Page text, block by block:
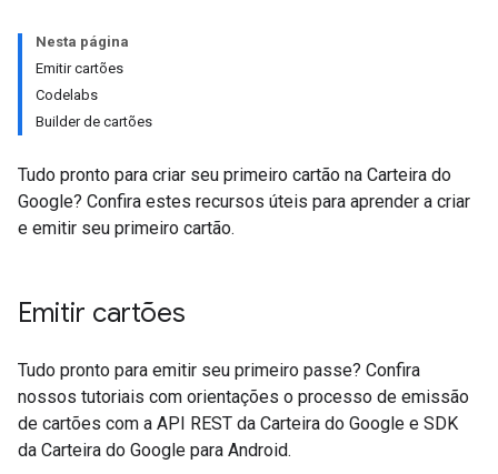
Nesta página
Emitir cartões
Codelabs
Builder de cartões
Tudo pronto para criar seu primeiro cartão na Carteira do
Google? Confira estes recursos úteis para aprender a criar
e emitir seu primeiro cartão.
Emitir cartões
Tudo pronto para emitir seu primeiro passe? Confira
nossos tutoriais com orientações o processo de emissão
de cartões com a API REST da Carteira do Google e SDK
da Carteira do Google para Android.